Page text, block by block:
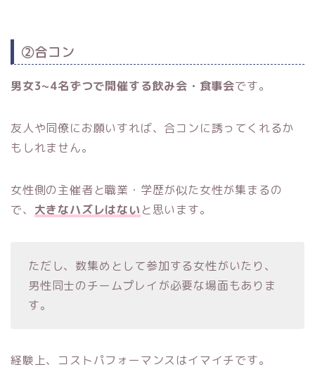
②合コン
男女3~4名ずつで開催する飲み会・食事会です。
友人や同僚にお願いすれば、合コンに誘ってくれるか
もしれません。
女性側の主催者と職業・学歴が似た女性が集まるの
で、 大きなハズレはない と思います。
ただし、数集めとして参加する女性がいたり、
男性同士のチームプレイが必要な場面もありま
す。
経験上、コストパフォーマンスはイマイチです。